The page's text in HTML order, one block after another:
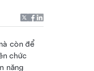
còn để
chức
năng